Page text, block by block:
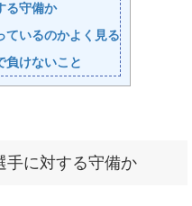
る守備か
ているのかよく見る
負けないこと
手に対する守備か